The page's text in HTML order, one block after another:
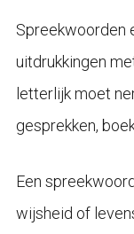
Spreekwoorden
uitdrukkingen
letterlijk moet
gesprekken,
Een
wijsheid of